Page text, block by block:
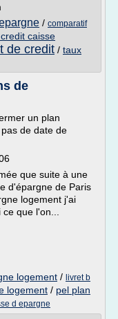
/ comparatif
caisse
de credit / taux
de
un plan
de date de
que suite à une
d'épargne de Paris
logement j'ai
que l'on...
logement / livret b
logement / pel plan
d epargne